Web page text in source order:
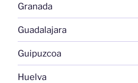
Granada
Guadalajara
Guipuzcoa
Huelva